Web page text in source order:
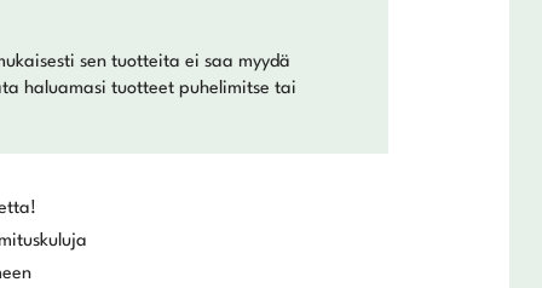
sen tuotteita ei saa myydä
haluamasi tuotteet puhelimitse tai